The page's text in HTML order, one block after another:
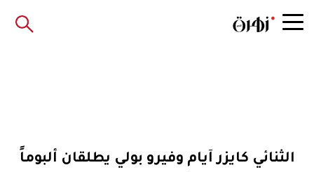
الثنائي كايزر آيام وفيرو بولي يطلقان ألبوماً